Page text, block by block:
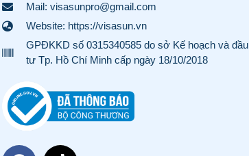
Mail: visasunpro@gmail.com
Website: https://visasun.vn
GPĐKKD số 0315340585 do sở Kế hoạch và đầu
tư Tp. Hồ Chí Minh cấp ngày 18/10/2018